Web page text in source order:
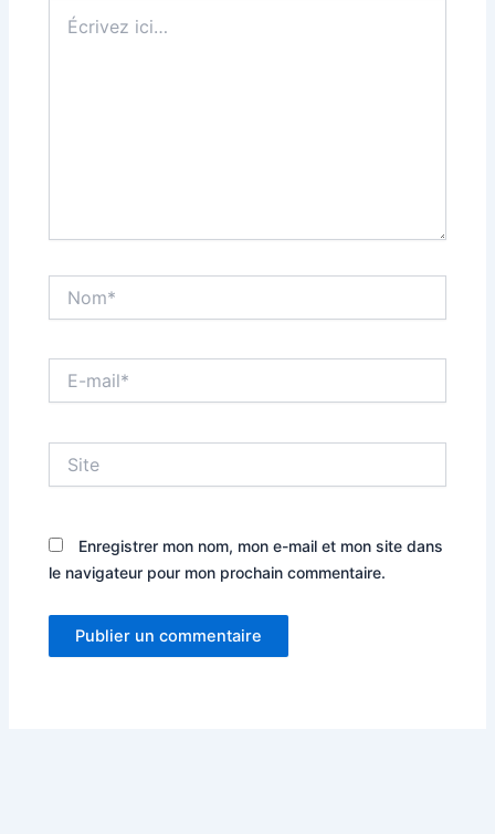
ici…
mail*
Enregistrer mon nom, mon e-mail et mon site dans
le navigateur pour mon prochain commentaire.